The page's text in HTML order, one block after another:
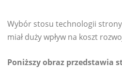
Wybór stosu technologii
miał duży wpływ na koszt
Poniższy obraz przedstawia